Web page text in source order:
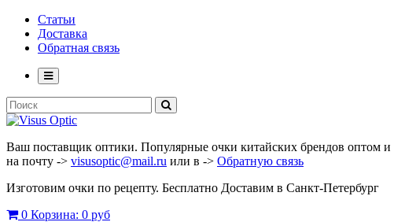
Статьи
Доставка
Обратная связь
Ваш поставщик оптики. Популярные очки китайских брендов оптом
на почту -> visusoptic@mail.ru или в -> Обратную связь
Изготовим очки по рецепту. Бесплатно Доставим в Санкт-Петербург
0 Корзина: 0 руб